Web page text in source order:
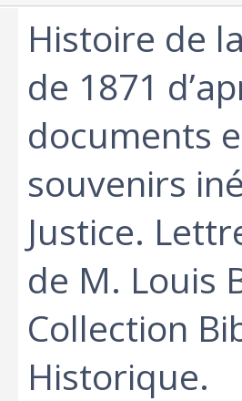
‎Histoire de
de 1871
documents
souvenirs
Justice.
de M. Louis
Collection
Historique.‎